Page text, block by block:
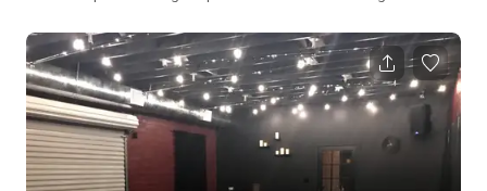
productions, petits mariages, réceptions, fêtes et plus encore.